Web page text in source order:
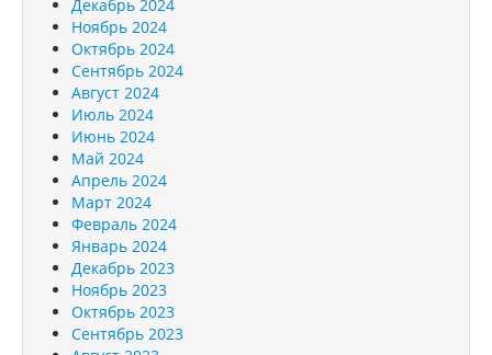
Декабрь 2024
Ноябрь 2024
Октябрь 2024
Сентябрь 2024
Август 2024
Июль 2024
Июнь 2024
Май 2024
Апрель 2024
Март 2024
Февраль 2024
Январь 2024
Декабрь 2023
Ноябрь 2023
Октябрь 2023
Сентябрь 2023